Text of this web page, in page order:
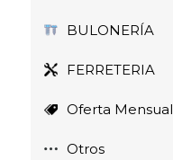
BULONERÍA
FERRETERIA
Oferta Mensual
Otros